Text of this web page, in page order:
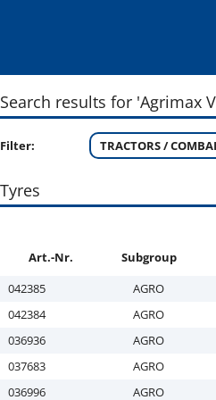
Search results for 'Agrimax
Filter: TRACTORS /
Tyres
Art.-Nr. Subgroup
042385
AGRO
042384
AGRO
036936
AGRO
037683
AGRO
036996
AGRO